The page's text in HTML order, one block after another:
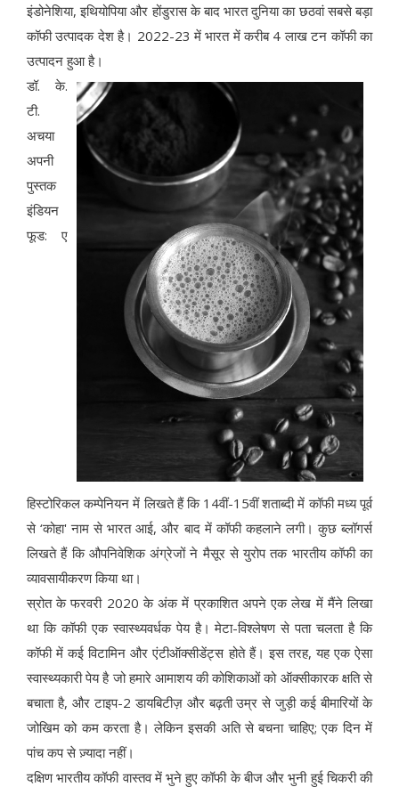
इंडोनेशिया, इथियोपिया और होंडुरास के बाद भारत दुनिया का छठवां सबसे बड़ा
कॉफी उत्पादक देश है। 2022-23 में भारत में करीब 4 लाख टन कॉफी का
उत्पादन हुआ है।
डॉ. के.
टी.
अचया
अपनी
पुस्तक
इंडियन
फूड: ए
हिस्टोरिकल कम्पेनियन में लिखते हैं कि 14वीं-15वीं शताब्दी में कॉफी मध्य पूर्व
से ‘कोहा' नाम से भारत आई, और बाद में कॉफी कहलाने लगी। कुछ ब्लॉगर्स
लिखते हैं कि औपनिवेशिक अंग्रेजों ने मैसूर से युरोप तक भारतीय कॉफी का
व्यावसायीकरण किया था।
स्रोत के फरवरी 2020 के अंक में प्रकाशित अपने एक लेख में मैंने लिखा
था कि कॉफी एक स्वास्थ्यवर्धक पेय है। मेटा-विश्लेषण से पता चलता है कि
कॉफी में कई विटामिन और एंटीऑक्सीडेंट्स होते हैं। इस तरह, यह एक ऐसा
स्वास्थ्यकारी पेय है जो हमारे आमाशय की कोशिकाओं को ऑक्सीकारक क्षति से
बचाता है, और टाइप-2 डायबिटीज़ और बढ़ती उम्र से जुड़ी कई बीमारियों के
जोखिम को कम करता है। लेकिन इसकी अति से बचना चाहिए; एक दिन में
पांच कप से ज़्यादा नहीं।
दक्षिण भारतीय कॉफी वास्तव में भुने हुए कॉफी के बीज और भुनी हुई चिकरी की